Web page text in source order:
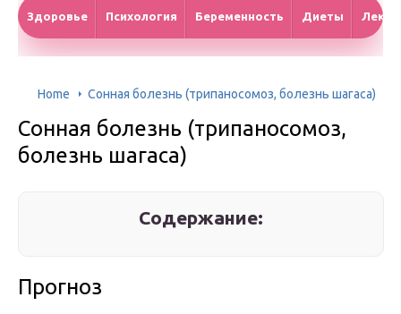
Здоровье Психология Беременность Диеты
Home Сонная болезнь (трипаносомоз, болезнь шагаса)
Сонная болезнь (трипаносомоз,
болезнь шагаса)
Содержание:
Прогноз